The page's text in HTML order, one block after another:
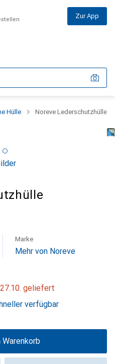
Zur App
Hülle Noreve Lederschutzhülle
Marke
Mehr von Noreve
27.10. geliefert
verfügbar
Warenkorb